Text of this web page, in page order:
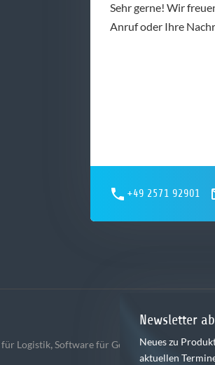
Sehr gerne! Wir
Anruf oder Ihre
+49 2571 92901
Logistik,Software für Gebietsspedition,
Newsletter
Neues zu
aktuellen